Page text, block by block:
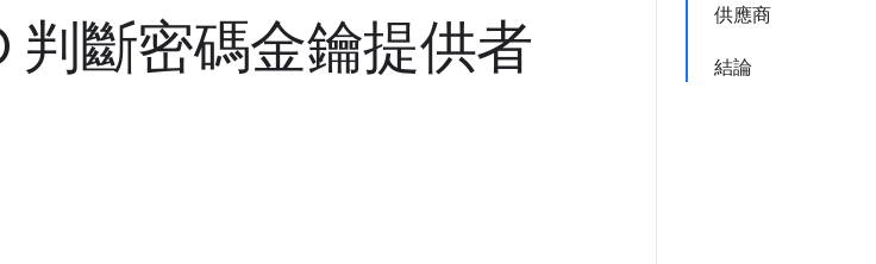
供應商
結論
判斷密碼金鑰提供者